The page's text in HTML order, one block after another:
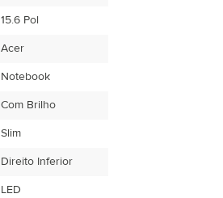
15.6 Pol
Acer
Notebook
Com Brilho
Slim
Direito Inferior
LED